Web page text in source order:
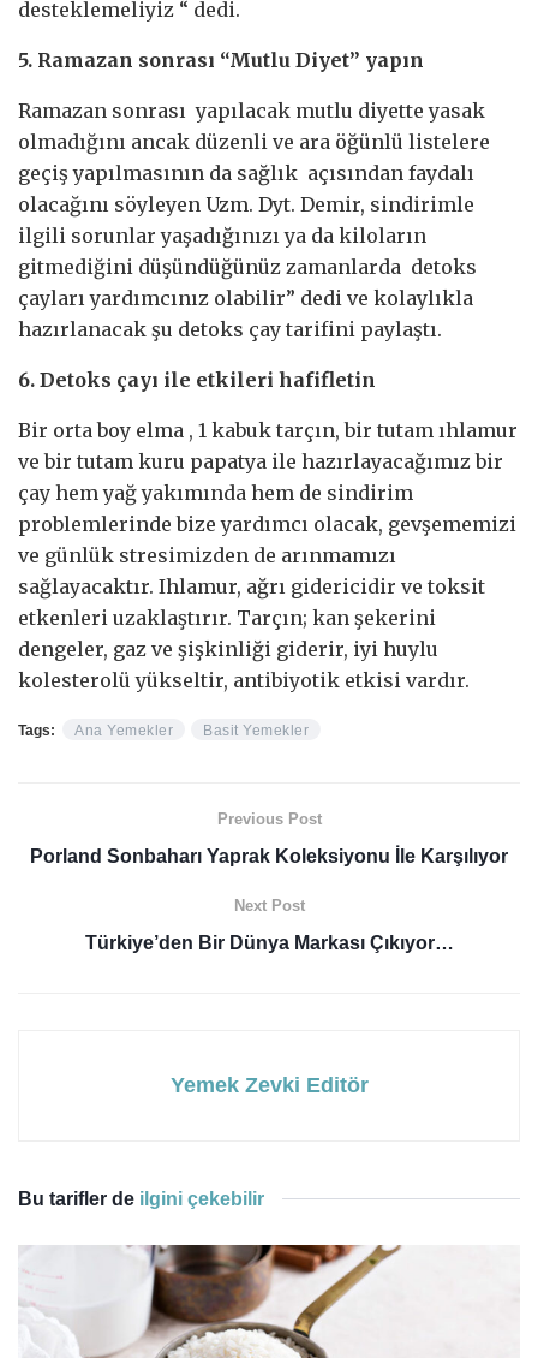
desteklemeliyiz “ dedi.
5. Ramazan sonrası “Mutlu Diyet” yapın
Ramazan sonrası yapılacak mutlu diyette yasak
olmadığını ancak düzenli ve ara öğünlü listelere
geçiş yapılmasının da sağlık açısından faydalı
olacağını söyleyen Uzm. Dyt. Demir, sindirimle
ilgili sorunlar yaşadığınızı ya da kiloların
gitmediğini düşündüğünüz zamanlarda detoks
çayları yardımcınız olabilir” dedi ve kolaylıkla
hazırlanacak şu detoks çay tarifini paylaştı.
6. Detoks çayı ile etkileri hafifletin
Bir orta boy elma , 1 kabuk tarçın, bir tutam ıhlamur
ve bir tutam kuru papatya ile hazırlayacağımız bir
çay hem yağ yakımında hem de sindirim
problemlerinde bize yardımcı olacak, gevşememizi
ve günlük stresimizden de arınmamızı
sağlayacaktır. Ihlamur, ağrı gidericidir ve toksit
etkenleri uzaklaştırır. Tarçın; kan şekerini
dengeler, gaz ve şişkinliği giderir, iyi huylu
kolesterolü yükseltir, antibiyotik etkisi vardır.
Tags: Ana Yemekler Basit Yemekler
Previous Post
Porland Sonbaharı Yaprak Koleksiyonu İle Karşılıyor
Next Post
Türkiye’den Bir Dünya Markası Çıkıyor…
Yemek Zevki Editör
Bu tarifler de ilgini çekebilir